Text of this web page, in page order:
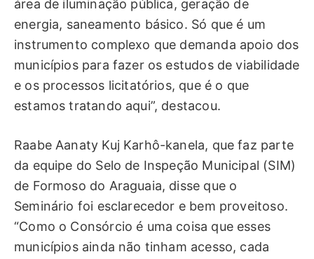
área de iluminação pública, geração de
energia, saneamento básico. Só que é um
instrumento complexo que demanda apoio dos
municípios para fazer os estudos de viabilidade
e os processos licitatórios, que é o que
estamos tratando aqui”, destacou.
Raabe Aanaty Kuj Karhô-kanela, que faz parte
da equipe do Selo de Inspeção Municipal (SIM)
de Formoso do Araguaia, disse que o
Seminário foi esclarecedor e bem proveitoso.
“Como o Consórcio é uma coisa que esses
municípios ainda não tinham acesso, cada